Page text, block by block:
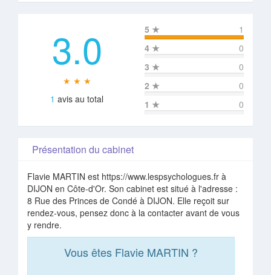
3.0
★ ★ ★
1 avis au total
5 ★
1
4 ★
0
3 ★
0
2 ★
0
1 ★ 0
Présentation du cabinet
Flavie MARTIN est https://www.lespsychologues.fr à
DIJON en Côte-d'Or. Son cabinet est situé à l'adresse :
8 Rue des Princes de Condé à DIJON. Elle reçoit sur
rendez-vous, pensez donc à la contacter avant de vous
y rendre.
Vous êtes Flavie MARTIN ?